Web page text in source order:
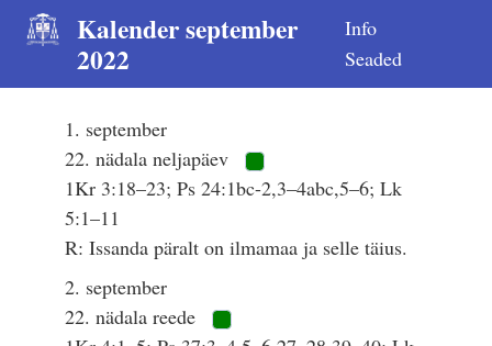
Kalender september
2022
Info
Seaded
1. september
22. nädala neljapäev
1Kr 3:18–23; Ps 24:1bc-2,3–4abc,5–6; Lk
5:1–11
R: Issanda päralt on ilmamaa ja selle täius.
2. september
22. nädala reede